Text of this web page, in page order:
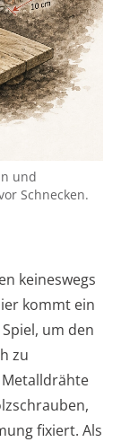
und
Schnecken.
keineswegs
kommt ein
um den
zu
fixiert. Als